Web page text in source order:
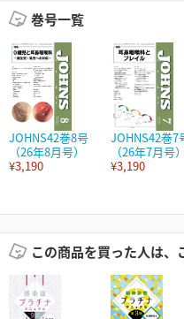
巻号一覧
JOHNS42巻8号
（26年8月号）
¥3,190
JOHNS42巻7
（26年7月号）
¥3,190
この商品を買った人は、